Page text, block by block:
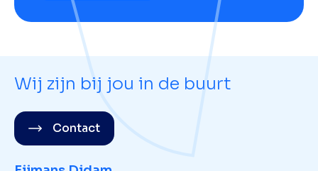
Wij zijn bij jou in de buurt
Contact